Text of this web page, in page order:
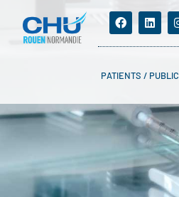
PATIENTS / PUBLIC